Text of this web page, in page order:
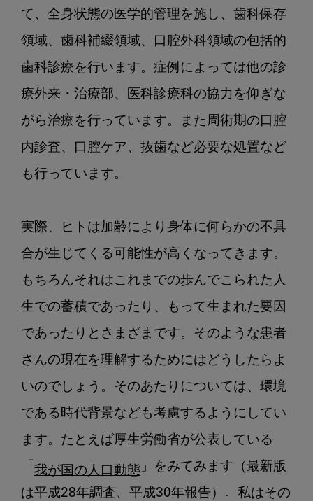
つ
や
き
3
回：
者
さ
多
様
性
を
考
る
て、全身状態の医学的管理を施し、歯科保存
領域、歯科補綴領域、口腔外科領域の包括的
歯科診療を行います。症例によっては他の診
療外来・治療部、医科診療科の協力を仰ぎな
がら治療を行っています。また周術期の口腔
内診査、口腔ケア、抜歯など必要な処置など
も行っています。
実際、ヒトは加齢により身体に何らかの不具
合が生じてくる可能性が高くなってきます。
もちろんそれはこれまでの歩んでこられた人
生での蓄積であったり、もって生まれた要因
であったりとさまざまです。そのような患者
さんの現在を理解するためにはどうしたらよ
いのでしょう。そのあたりについては、環境
である時代背景なども考慮するようにしてい
ます。たとえば厚生労働省が公表している
「 我が国の人口動態 」をみてみます（最新版
は平成28年調査、平成30年報告）。私はその